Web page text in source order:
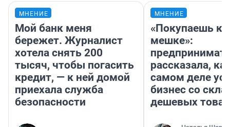
МНЕНИЕ
Мой банк меня
бережет. Журналист
хотела снять 200
тысяч, чтобы погасить
кредит, — к ней домой
приехала служба
безопасности
МНЕНИЕ
«Покупаешь
мешке»:
рассказала,
самом деле
бизнес со
дешевых